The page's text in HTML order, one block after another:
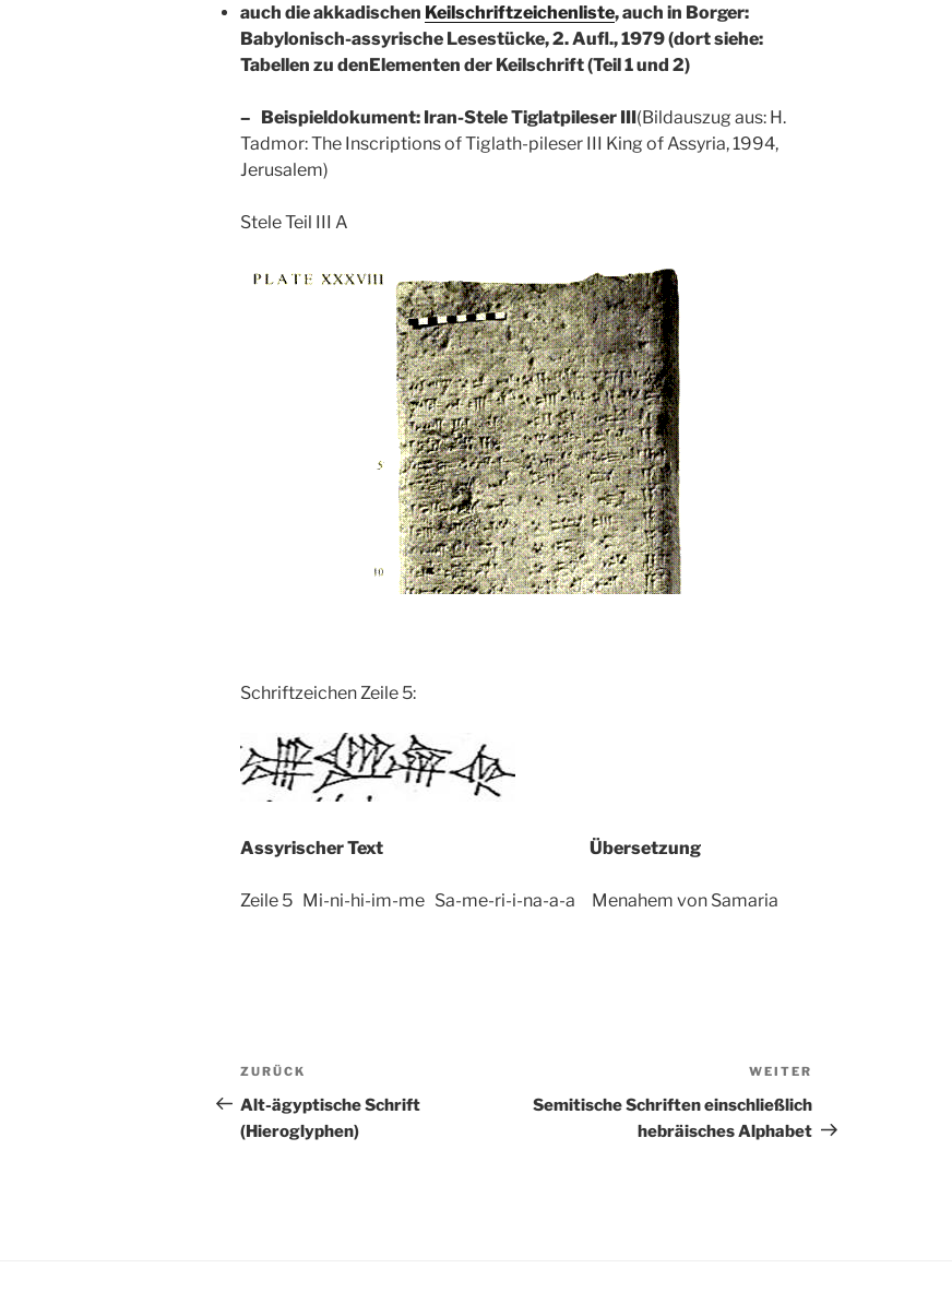
auch die akkadischen Keilschriftzeichenliste, auch in Borger:
Babylonisch-assyrische Lesestücke, 2. Aufl., 1979 (dort siehe:
Tabellen zu denElementen der Keilschrift (Teil 1 und 2)
– Beispieldokument: Iran-Stele Tiglatpileser III(Bildauszug aus: H.
Tadmor: The Inscriptions of Tiglath-pileser III King of Assyria, 1994,
Jerusalem)
Stele Teil III A
Schriftzeichen Zeile 5:
Assyrischer Text Übersetzung
Zeile 5 Mi-ni-hi-im-me Sa-me-ri-i-na-a-a Menahem von Samaria
Beitragsnavigation
Vorheriger
Beitrag
ZURÜCK
Alt-ägyptische Schrift
(Hieroglyphen)
Beitrag
WEITER
Semitische Schriften einschließlich
hebräisches Alphabet